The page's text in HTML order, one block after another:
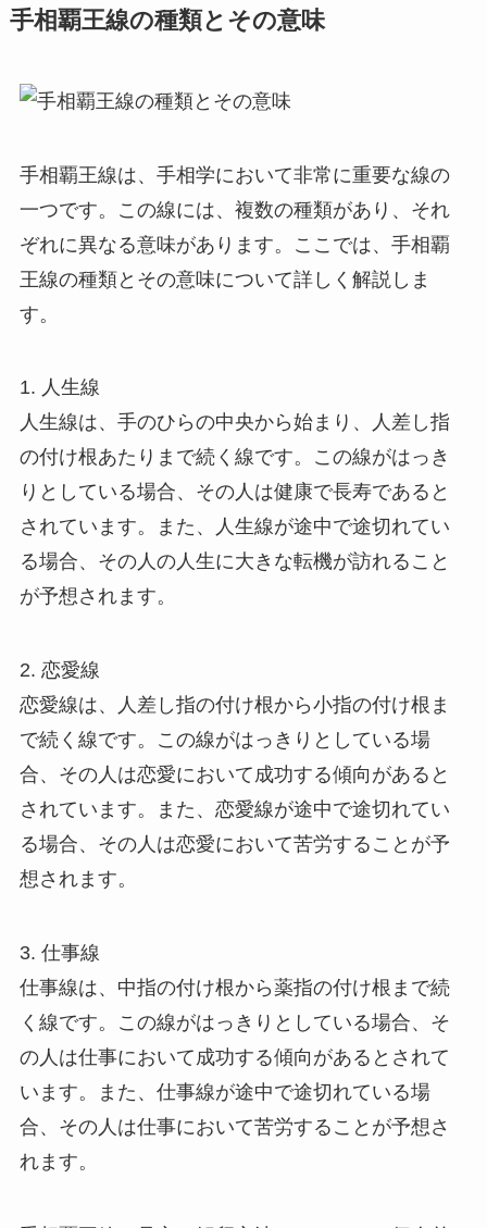
手相覇王線の種類とその意味
手相覇王線は、手相学において非常に重要な線の
一つです。この線には、複数の種類があり、それ
ぞれに異なる意味があります。ここでは、手相覇
王線の種類とその意味について詳しく解説しま
す。
1. 人生線
人生線は、手のひらの中央から始まり、人差し指
の付け根あたりまで続く線です。この線がはっき
りとしている場合、その人は健康で長寿であると
されています。また、人生線が途中で途切れてい
る場合、その人の人生に大きな転機が訪れること
が予想されます。
2. 恋愛線
恋愛線は、人差し指の付け根から小指の付け根ま
で続く線です。この線がはっきりとしている場
合、その人は恋愛において成功する傾向があると
されています。また、恋愛線が途中で途切れてい
る場合、その人は恋愛において苦労することが予
想されます。
3. 仕事線
仕事線は、中指の付け根から薬指の付け根まで続
く線です。この線がはっきりとしている場合、そ
の人は仕事において成功する傾向があるとされて
います。また、仕事線が途中で途切れている場
合、その人は仕事において苦労することが予想さ
れます。